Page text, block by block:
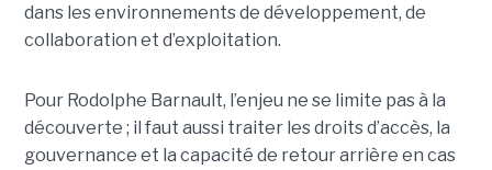
dans les environnements de développement, de
collaboration et d’exploitation.
Pour Rodolphe Barnault, l’enjeu ne se limite pas à la
découverte ; il faut aussi traiter les droits d’accès, la
gouvernance et la capacité de retour arrière en cas